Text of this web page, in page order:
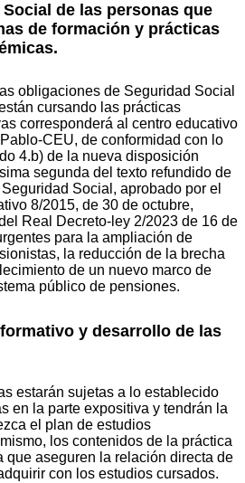
de las personas que
de formación y prácticas
obligaciones de Seguridad Social
cursando las prácticas
corresponderá al centro educativo
CEU, de conformidad con lo
4.b) de la nueva disposición
segunda del texto refundido de
Social, aprobado por el
8/2015, de 30 de octubre,
Real Decreto-ley 2/2023 de 16 de
para la ampliación de
la reducción de la brecha
de un nuevo marco de
público de pensiones.
y desarrollo de las
estarán sujetas a lo establecido
en la parte expositiva y tendrán la
el plan de estudios
los contenidos de la práctica
que aseguren la relación directa de
con los estudios cursados.